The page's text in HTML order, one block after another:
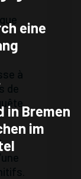
à
de
eine
in Bremen
im